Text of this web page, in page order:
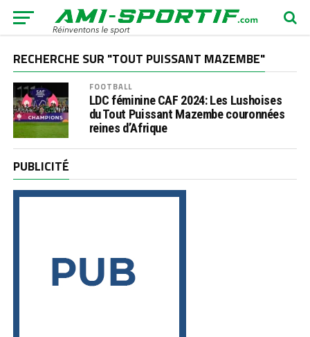
RECHERCHE SUR "TOUT PUISSANT MAZEMBE"
FOOTBALL
LDC féminine CAF 2024: Les Lushoises
du Tout Puissant Mazembe couronnées
reines d’Afrique
PUBLICITÉ